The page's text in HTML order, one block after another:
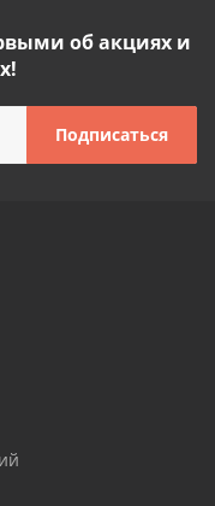
об акциях и